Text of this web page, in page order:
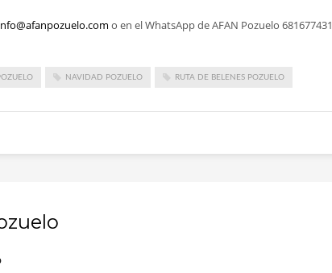
o en el WhatsApp de AFAN Pozuelo 681677431
NAVIDAD POZUELO RUTA DE BELENES POZUELO